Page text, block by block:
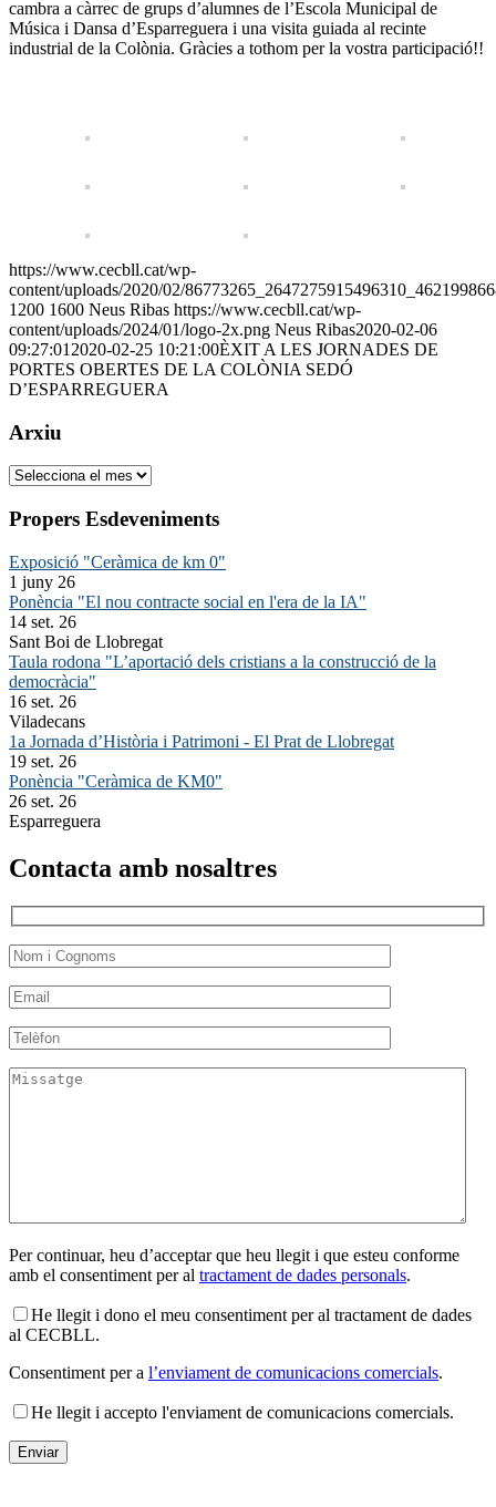
cambra a càrrec de grups d’alumnes de l’Escola Municipal de
Música i Dansa d’Esparreguera i una visita guiada al recinte
industrial de la Colònia. Gràcies a tothom per la vostra participació!!
https://www.cecbll.cat/wp-
content/uploads/2020/02/
1200 1600 Neus Ribas https://www.cecbll.cat/wp-
content/uploads/2024/01/logo-2x.png Neus Ribas2020-02-06
09:27:01 2020-02-25 10:21:00ÈXIT A LES JORNADES DE
PORTES OBERTES DE LA COLÒNIA SEDÓ
D’ESPARREGUERA
Arxiu
Arxiu
Propers Esdeveniments
Exposició "Ceràmica de km 0"
1 juny 26
Ponència "El nou contracte social en l'era de la IA"
14 set. 26
Sant Boi de Llobregat
Taula rodona "L’aportació dels cristians a la construcció de la
democràcia"
16 set. 26
Viladecans
1a Jornada d’Història i Patrimoni - El Prat de Llobregat
19 set. 26
Ponència "Ceràmica de KM0"
26 set. 26
Esparreguera
Contacta amb nosaltres
Per continuar, heu d’acceptar que heu llegit i que esteu conforme
amb el consentiment per al tractament de dades personals.
He llegit i dono el meu consentiment per al tractament de dades
al CECBLL.
Consentiment per a l’enviament de comunicacions comercials.
He llegit i accepto l'enviament de comunicacions comercials.